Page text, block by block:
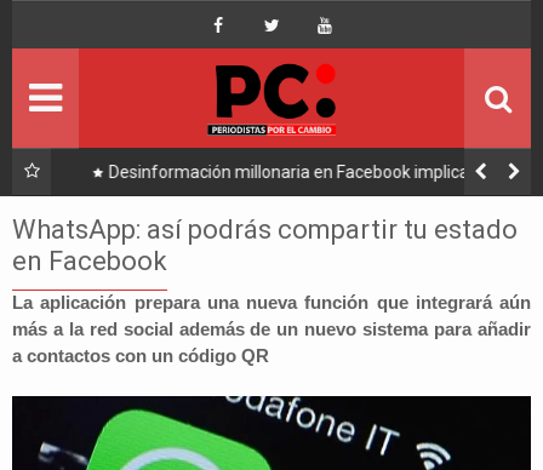
a
Caso consorcio: Abogado acusado reaparece y
su denuncia contra Coaquira
WhatsApp: así podrás compartir tu estado
en Facebook
La aplicación prepara una nueva función que integrará aún
más a la red social además de un nuevo sistema para añadir
a contactos con un código QR
Portada
Ultimo
Economía
Mundo
Nacional
Lee Más